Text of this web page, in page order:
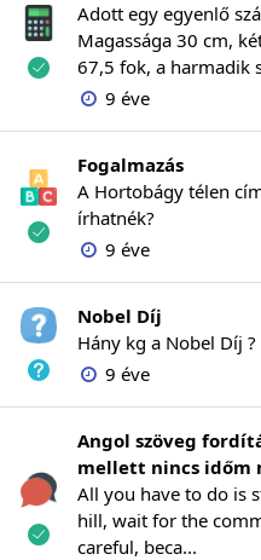
Adott egy egyenlő
Magassága 30 cm,
67,5 fok, a harmadik
9 éve
Fogalmazás
A Hortobágy télen
írhatnék?
9 éve
Nobel Díj
Hány kg a Nobel Díj ?
9 éve
Angol szöveg
mellett nincs időm
All you have to do is
hill, wait for the
careful, beca...